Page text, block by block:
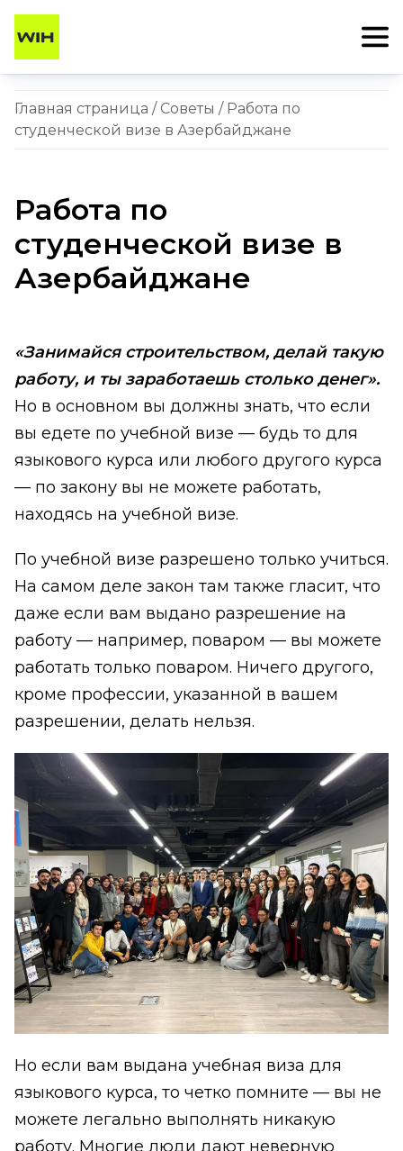
Главная страница / Советы / Работа по
студенческой визе в Азербайджане
Работа по
студенческой визе в
Азербайджане
«Занимайся строительством, делай такую
работу, и ты заработаешь столько денег».
Но в основном вы должны знать, что если
вы едете по учебной визе — будь то для
языкового курса или любого другого курса
— по закону вы не можете работать,
находясь на учебной визе.
По учебной визе разрешено только учиться.
На самом деле закон там также гласит, что
даже если вам выдано разрешение на
работу — например, поваром — вы можете
работать только поваром. Ничего другого,
кроме профессии, указанной в вашем
разрешении, делать нельзя.
Но если вам выдана учебная виза для
языкового курса, то четко помните — вы не
можете легально выполнять никакую
работу. Многие люди дают неверную